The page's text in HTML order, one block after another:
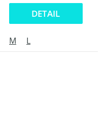
DETAIL
M L